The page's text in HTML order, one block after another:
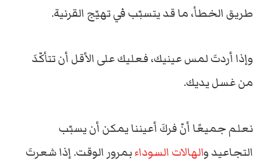
طريق الخطأ، ما قد يتسبّب في تهيّج القرنية.
وإذا أردتَ لمس عينيك، فعليك على الأقل أن تتأكّدَ
من غسل يديك.
نعلم جميعًا أنّ فركَ أعيننا يمكن أن يسبّب
التجاعيد والهالات السوداءبمرور الوقت.إذا شعرتَ